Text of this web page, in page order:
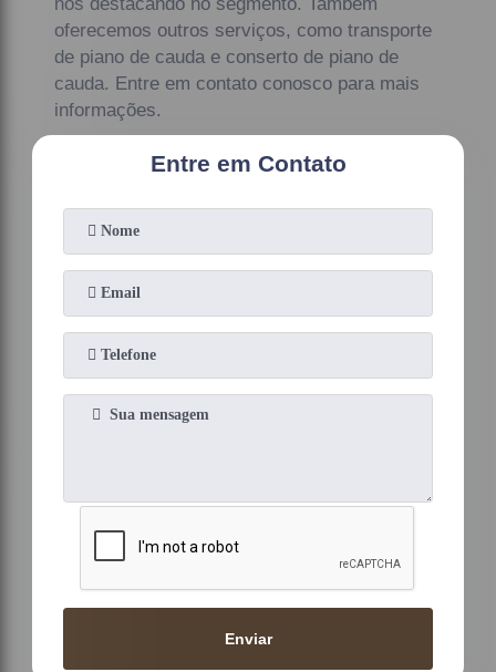
oferecemos outros serviços, como transporte
de piano de cauda e conserto de piano de
cauda. Entre em contato conosco para mais
informações.
Entre em Contato
Enviar